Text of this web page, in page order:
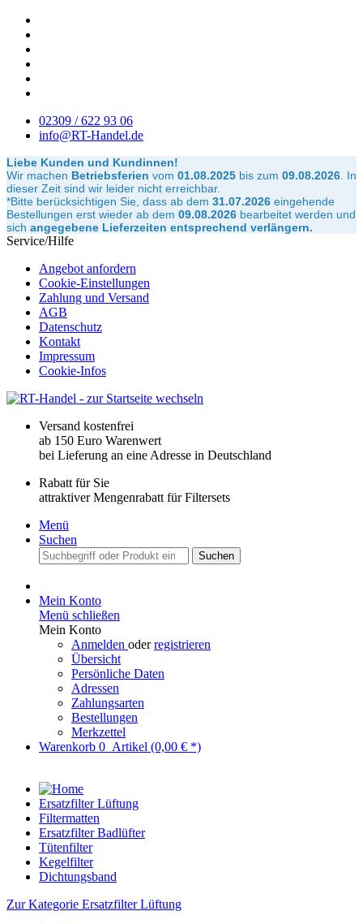
02309 / 622 93 06
info@RT-Handel.de
Liebe Kunden und Kundinnen!
Wir machen Betriebsferien vom 01.08.2025 bis zum 09.08.2026 In
dieser Zeit sind wir leider nicht erreichbar.
*Bitte berücksichtigen Sie, dass ab dem 31.07.2026 eingehende
Bestellungen erst wieder ab dem 09.08.2026 bearbeitet werden und
sich angegebene Lieferzeiten entsprechend verlängern.
Service/Hilfe
Angebot anfordern
Cookie-Einstellungen
Zahlung und Versand
AGB
Datenschutz
Kontakt
Impressum
Cookie-Infos
Versand kostenfrei
ab 150 Euro Warenwert
bei Lieferung an eine Adresse in Deutschland
Rabatt für Sie
attraktiver Mengenrabatt für Filtersets
Menü
Suchen
Suchen
Mein Konto
Menü schließen
Mein Konto
Anmelden oderregistrieren
Übersicht
Persönliche Daten
Adressen
Zahlungsarten
Bestellungen
Merkzettel
Warenkorb 0 Artikel (0,00 € *)
Ersatzfilter Lüftung
Filtermatten
Ersatzfilter Badlüfter
Tütenfilter
Kegelfilter
Dichtungsband
Zur Kategorie Ersatzfilter Lüftung